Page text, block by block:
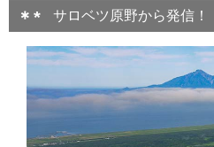
サロベツ原野から発信！